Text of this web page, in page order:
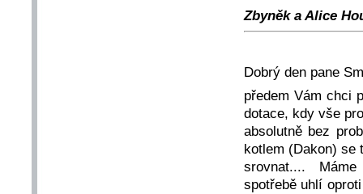
Zbyněk a Alice
Dobrý den pane
předem Vám chci
dotace, kdy vše
absolutně bez
kotlem (Dakon) se
srovnat.... Máme
spotřebě uhlí